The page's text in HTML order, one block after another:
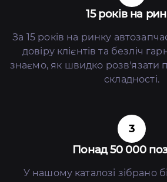
15 років на
За 15 років на ринку
довіру клієнтів та безліч
знаємо, як швидко розв'язати
складності.
Понад 50 000
У нашому каталозі зібрано
3